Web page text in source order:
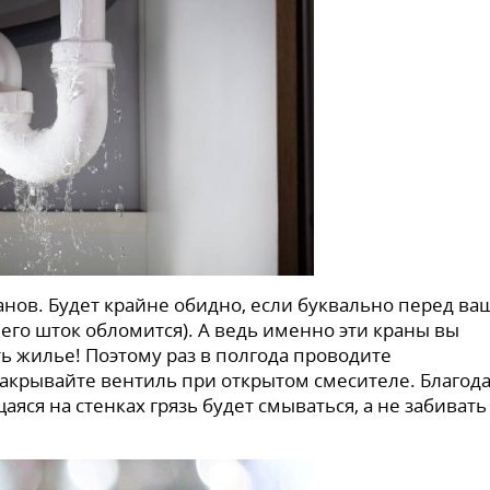
Будет крайне обидно, если буквально перед
шток обломится). А ведь именно эти краны вы
жилье! Поэтому раз в полгода проводите
вентиль при открытом смесителе.
на стенках грязь будет смываться, а не забивать